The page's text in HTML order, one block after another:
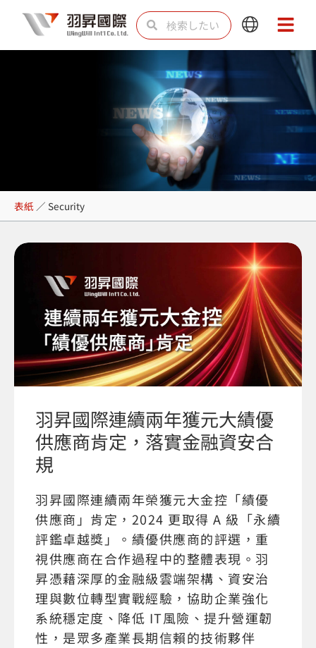
を
検
索 索
Main
Menu
Main
Menu
Security
表紙 ／ Security
羽昇國際連續兩年獲元大績優
供應商肯定，落實金融資安合
規
羽昇國際連續兩年榮獲元大金控「績優
供應商」肯定，2024 更取得 A 級「永續
評鑑卓越獎」。績優供應商的評選，重
視供應商在合作過程中的整體表現。羽
昇憑藉深厚的金融級雲端架構、資安治
理與數位轉型實戰經驗，協助企業強化
系統穩定度、降低 IT風險、提升營運韌
性，是眾多產業長期信賴的技術夥伴